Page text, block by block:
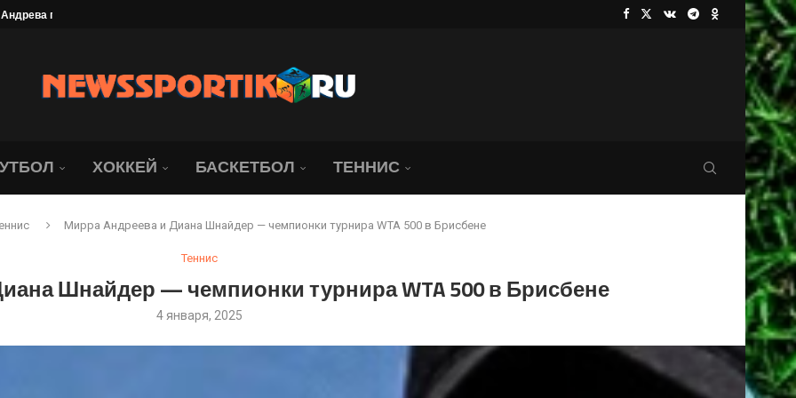
идет «Локомотив»....
ХОККЕЙ БАСКЕТБОЛ ТЕННИС
Мирра Андреева и Диана Шнайдер — чемпионки турнира WTA 500 в Брисбене
Теннис
Шнайдер — чемпионки турнира WTA 500 в Брисбене
4 января, 2025